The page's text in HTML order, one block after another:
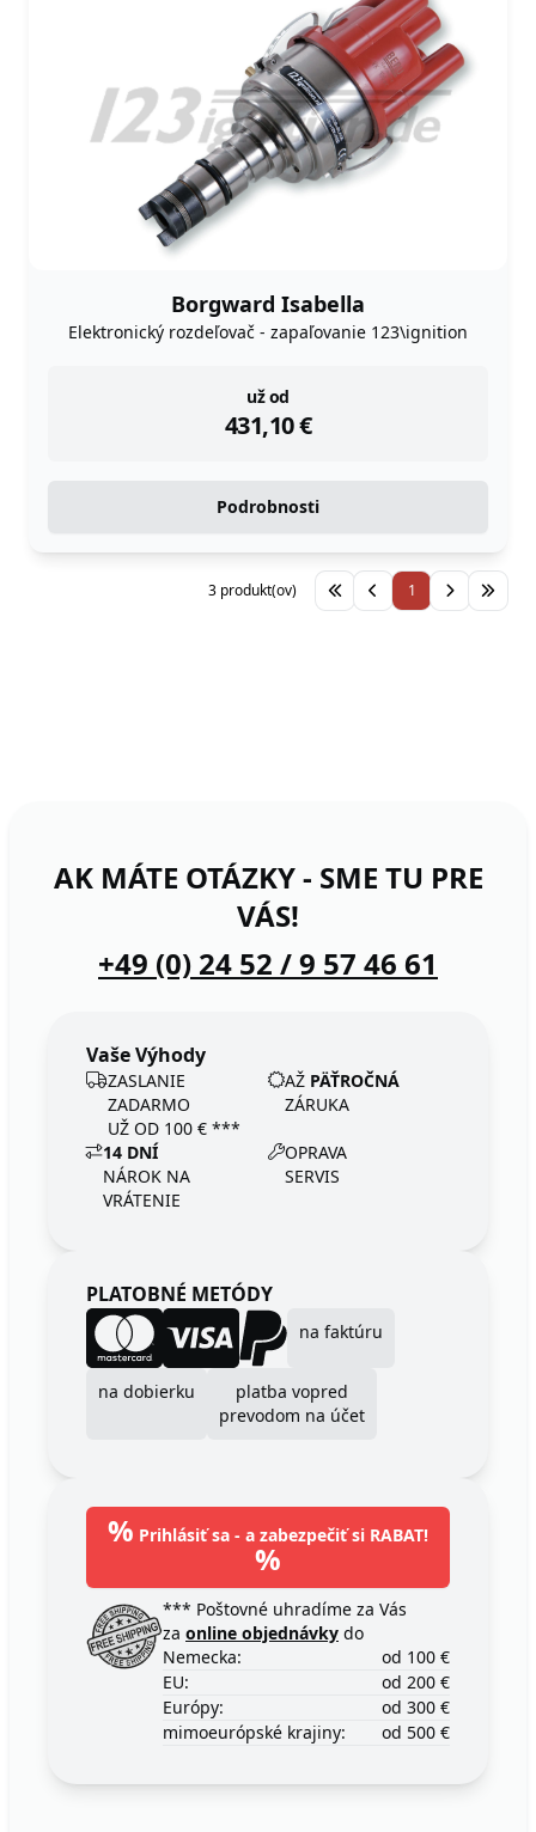
Borgward Isabella
Elektronický rozdeľovač - zapaľovanie 123\ignition
už od
431,10€
instock
Podrobnosti
1
3 produkt(ov)
AK MÁTE OTÁZKY - SME TU PRE
VÁS!
+49 (0) 24 52 / 9 57 46 61
Vaše Výhody
ZASLANIE
ZADARMO
UŽ OD 100 € ***
AŽ PÄŤROČNÁ
ZÁRUKA
14 DNÍ
NÁROK NA
VRÁTENIE
OPRAVA
SERVIS
PLATOBNÉ METÓDY
na faktúru
na dobierku
platba vopred
prevodom na účet
% Prihlásiť sa - a zabezpečiť si RABAT!
%
*** Poštovné uhradíme za Vás
za online objednávky do
Nemecka:
od 100 €
EU:
od 200 €
Európy:
od 300 €
mimoeurópské krajiny:
od 500 €